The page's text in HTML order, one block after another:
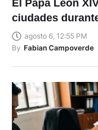
El Papa León
ciudades
agosto 6, 12:55 PM
By Fabian Campoverde